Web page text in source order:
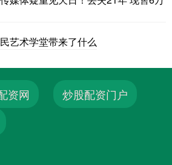
艺术学堂带来了什么
资网
炒股配资门户